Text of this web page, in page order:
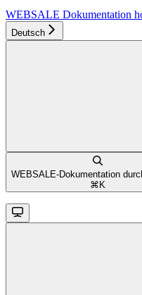
WEBSALE Dokumentation
Deutsch
WEBSALE-Dokumentation
⌘ K